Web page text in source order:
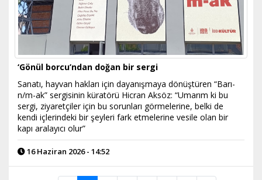
‘Gönül borcu’ndan doğan bir sergi
Sanatı, hayvan hakları için dayanışmaya dönüştüren “Barı-
n/m-ak” sergisinin küratörü Hicran Aksöz: “Umarım ki bu
sergi, ziyaretçiler için bu sorunları görmelerine, belki de
kendi içlerindeki bir şeyleri fark etmelerine vesile olan bir
kapı aralayıcı olur”
16 Haziran 2026 - 14:52